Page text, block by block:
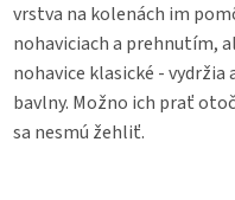
vrstva na kolenách im
nohaviciach a prehnutím,
nohavice klasické - vydržia
bavlny. Možno ich prať
sa nesmú žehliť.